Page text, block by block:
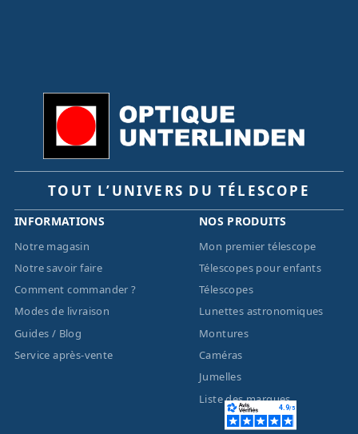
TOUT L’UNIVERS DU TÉLESCOPE
INFORMATIONS
Notre magasin
Notre savoir faire
Comment commander ?
Modes de livraison
Guides / Blog
Service après-vente
NOS PRODUITS
Mon premier télescope
Télescopes pour enfants
Télescopes
Lunettes astronomiques
Montures
Caméras
Jumelles
Liste des marques